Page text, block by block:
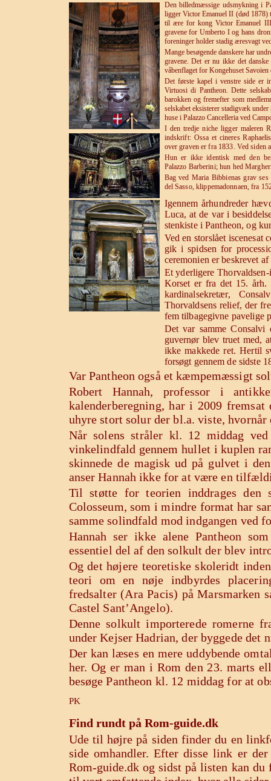
Den billedmæssige udsmykning i
ligger Victor Emanuel II (død 1878)
til ære for kong Victor Emanuel
gravene for Umberto I og hans
foreninger holder stadig æresvagt
Mange besøgende danskere har
gravene. Det er nu ikke det
våbenflaget for Kongehuset
Det første kapel i venstre side er
Virtuosi di Pantheon. Dette
barokken og fremefter som
selskabet eksisterer stadigvæk
huse i Palazzo Cancelleria ved
I den tredje niche ligger maleren
indskrift: Ossa et cineres
over graven er fra 1833. Ved
Hun er ikke identisk med den
Palazzo Barberini; hun hed
Bag ved Maria Bibbienas grav
del Sasso, klippemadonnaen, fra
Igennem århundreder
Luca, at de var i
stenkiste i Pantheon, og
Ved en storslået
gik i spidsen for
ceremonien er beskrevet
Et yderligere
Korset er fra det 15. årh.
kardinalsekretær,
Thorvaldsens relief, der
fem tilbagegivne pavelige
Det var samme
guvernør blev truet med,
ikke makkede ret.Hertil
forsøgt gennem de sidste
Var Pantheon også et kæmpemæssigt
Robert Hannah, professor i
kalenderberegning, har i 2009
uhyre stort solur der bl.a. viste,
Når solens stråler kl. 12 middag
vinkelindfald gennem hullet i kuplen
skinnede de magisk ud på gulvet i
anser Hannah ikke for at være en
Til støtte for teorien inddrages den
Colosseum, som i mindre format har
samme solindfald mod indgangen ved
Hannah ser ikke alene Pantheon
essentiel del af den solkult der blev
Og det højere teoretiske skoleridt
teori om en nøje indbyrdes
fredsalter (Ara Pacis) på Marsmarken
Castel Sant’Angelo).
Denne solkult importerede romerne
under Kejser Hadrian, der byggede det
Der kan læses en mere uddybende
her. Og er man i Rom den 23. marts
besøge Pantheon kl. 12 middag for at
PK
Find rundt på Rom-guide.dk
Ude til højre på siden finder du en
side omhandler. Efter disse link er
Rom-guide.dk og sidst på listen kan